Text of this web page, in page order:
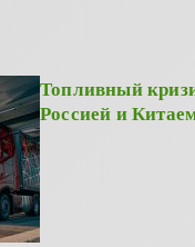
Топливный
Россией и